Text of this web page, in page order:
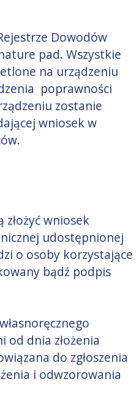
Dowodów
pad. Wszystkie
na urządzeniu
poprawności
zostanie
wniosek w
wniosek
udostępnionej
o osoby korzystające
bądź podpis
dnia złożenia
do zgłoszenia
i odwzorowania